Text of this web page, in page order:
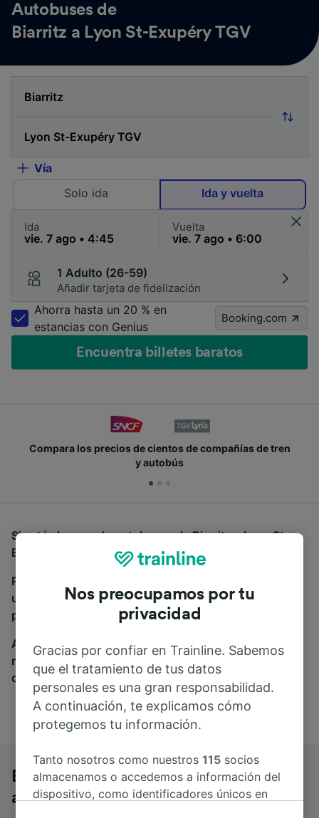
Autobuses de
Biarritz a Lyon St-Exupéry TGV
Vía
Solo ida
Ida y vuelta
Ida Vuelta
1 Adulto (26-59)
Añadir tarjeta de fidelización
Ahorra hasta un 20 % en
estancias con Genius
Booking.com
Encuentra billetes baratos
Compara los precios de cientos de compañías de tren
y autobús
Si estás buscando autobuses de Biarritz a Lyon St-
Exupéry TGV, estás en el sitio adecuado.
Para encontrar billetes de autobús, simplemente haz
una búsqueda y nosotros compararemos horarios y
precios tanto de tren como de autobús.
A donde quiera que vayas, tu viaje empieza con
nosotros. Encuentra billetes de más de 170
compañías de tren y autobús.
Biarritz a Lyon St-Exupéry TGV en
autobús
Nos preocupamos por tu
privacidad
Gracias por confiar en Trainline. Sabemos
que el tratamiento de tus datos
personales es una gran responsabilidad.
A continuación, te explicamos cómo
protegemos tu información.
Tanto nosotros como nuestros115 socios
almacenamos o accedemos a información del
dispositivo, como identificadores únicos en